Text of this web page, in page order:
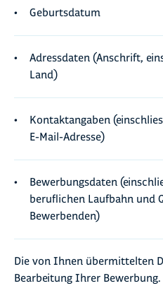
Geburtsdatum
Adressdaten (Anschrift,
Land)
Kontaktangaben
E-Mail-Adresse)
Bewerbungsdaten
beruflichen Laufbahn und
Bewerbenden)
Die von Ihnen übermittelten
Bearbeitung Ihrer Bewerbung.